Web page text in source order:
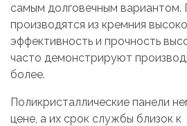
самым долговечным вариантом.
производятся из кремния
эффективность и прочность
часто демонстрируют
более.
Поликристаллические панели
цене, а их срок службы близок к